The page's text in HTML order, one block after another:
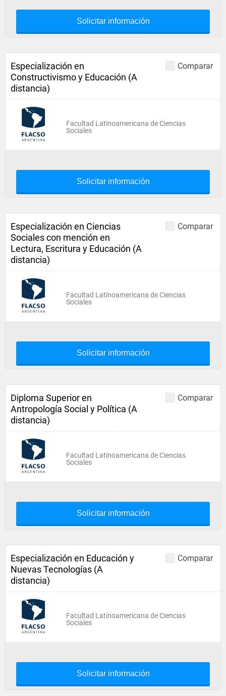
Solicitar información
Comparar
Especialización en
Constructivismo y Educación (A
distancia)
Facultad Latinoamericana de Ciencias
Sociales
Solicitar información
Comparar
Especialización en Ciencias
Sociales con mención en
Lectura, Escritura y Educación (A
distancia)
Facultad Latinoamericana de Ciencias
Sociales
Solicitar información
Comparar
Diploma Superior en
Antropología Social y Política (A
distancia)
Facultad Latinoamericana de Ciencias
Sociales
Solicitar información
Comparar
Especialización en Educación y
Nuevas Tecnologías (A
distancia)
Facultad Latinoamericana de Ciencias
Sociales
Solicitar información